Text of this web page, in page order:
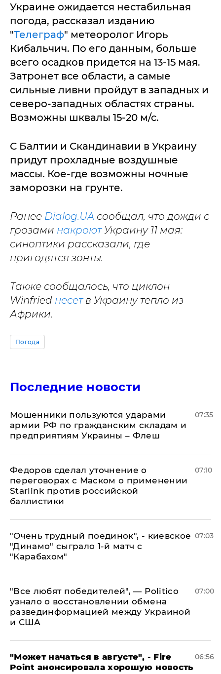
Украине ожидается нестабильная
погода, рассказал изданию
"Телеграф" метеоролог Игорь
Кибальчич. По его данным, больше
всего осадков придется на 13-15 мая.
Затронет все области, а самые
сильные ливни пройдут в западных и
северо-западных областях страны.
Возможны шквалы 15-20 м/с.
С Балтии и Скандинавии в Украину
придут прохладные воздушные
массы. Кое-где возможны ночные
заморозки на грунте.
Ранее Dialog.UA сообщал, что дожди с
грозами накроютУкраину 11 мая:
синоптики рассказали, где
пригодятся зонты.
Также сообщалось, что циклон
Winfried несетв Украину тепло из
Африки.
Погода
Последние новости
Мошенники пользуются ударами
армии РФ по гражданским складам и
предприятиям Украины – Флеш
07:35
Федоров сделал уточнение о
переговорах с Маском о применении
Starlink против российской
баллистики
07:10
"Очень трудный поединок", - киевское
"Динамо" сыграло 1-й матч с
"Карабахом"
07:03
​"Все любят победителей", — Politico
узнало о восстановлении обмена
развединформацией между Украиной
и США
07:00
"Может начаться в августе", - Fire
Point анонсировала хорошую новость
06:56